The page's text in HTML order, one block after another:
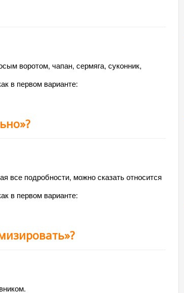
воротом, чапан, сермяга, суконник,
в первом варианте:
все подробности, можно сказать относится
в первом варианте: